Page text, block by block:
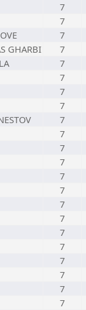
7
7
7
GHARBI
7
7
7
7
7
7
7
7
7
7
7
7
7
7
7
7
7
7
7